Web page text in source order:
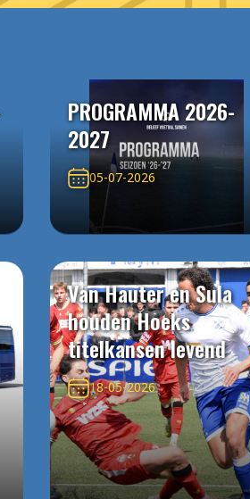
PROGRAMMA 2026-
2027
05-07-2026
Van Hauter en Sula
houden Hoeks
titelkansen levend
18-05-2026